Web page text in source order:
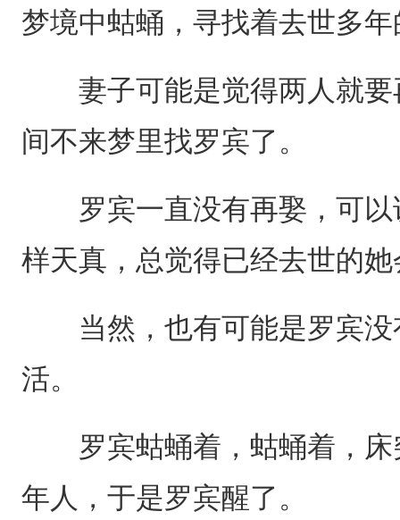
梦境中蛄蛹，寻找着去世多
妻子可能是觉得两人就要
间不来梦里找罗宾了。
罗宾一直没有再娶，可以
样天真，总觉得已经去世的
当然，也有可能是罗宾没
活。
罗宾蛄蛹着，蛄蛹着，床
年人，于是罗宾醒了。